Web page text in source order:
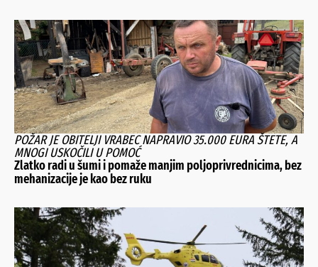
POŽAR JE OBITELJI VRABEC NAPRAVIO 35.000 EURA ŠTETE, A
MNOGI USKOČILI U POMOĆ
Zlatko radi u šumi i pomaže manjim poljoprivrednicima, bez
mehanizacije je kao bez ruku